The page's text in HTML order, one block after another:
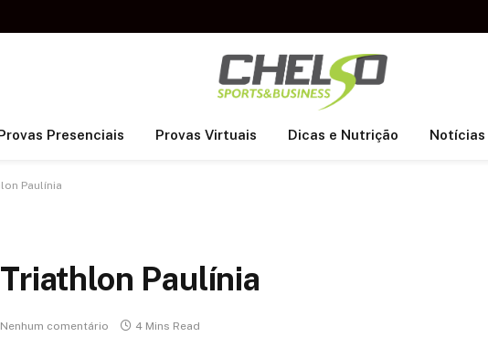
Presenciais Provas Virtuais Dicas e Nutrição Notícias
Paulínia
Paulínia
Nenhum comentário 4 Mins Read